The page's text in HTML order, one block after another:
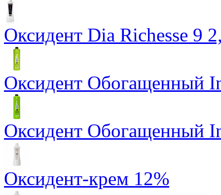
Оксидент Dia Richesse 9
Оксидент Обогащенный
Оксидент Обогащенный
Оксидент-крем 12%